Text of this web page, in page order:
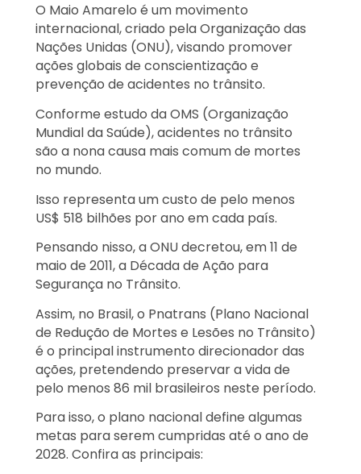
O Maio Amarelo é um movimento
internacional, criado pela Organização das
Nações Unidas (ONU), visando promover
ações globais de conscientização e
prevenção de acidentes no trânsito.
Conforme estudo da OMS (Organização
Mundial da Saúde), acidentes no trânsito
são a nona causa mais comum de mortes
no mundo.
Isso representa um custo de pelo menos
US$ 518 bilhões por ano em cada país.
Pensando nisso, a ONU decretou, em 11 de
maio de 2011, a Década de Ação para
Segurança no Trânsito.
Assim, no Brasil, o Pnatrans (Plano Nacional
de Redução de Mortes e Lesões no Trânsito)
é o principal instrumento direcionador das
ações, pretendendo preservar a vida de
pelo menos 86 mil brasileiros neste período.
Para isso, o plano nacional define algumas
metas para serem cumpridas até o ano de
2028. Confira as principais: